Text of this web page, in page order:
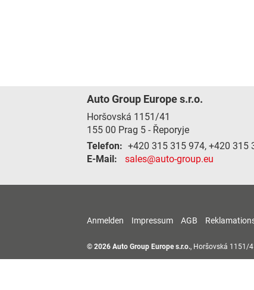
Auto Group Europe s.r.o.
Horšovská 1151/41
155 00 Prag 5 - Řeporyje
Telefon: +420 315 315 974, +420 315
E-Mail:
sales@auto-group.eu
Anmelden Impressum AGB
© 2026 Auto Group Europe s.r.o., Horšovská 1151/